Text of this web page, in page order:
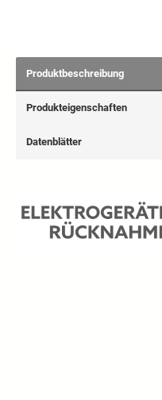
Produktbeschreibung
Produkteigenschaften
Datenblätter